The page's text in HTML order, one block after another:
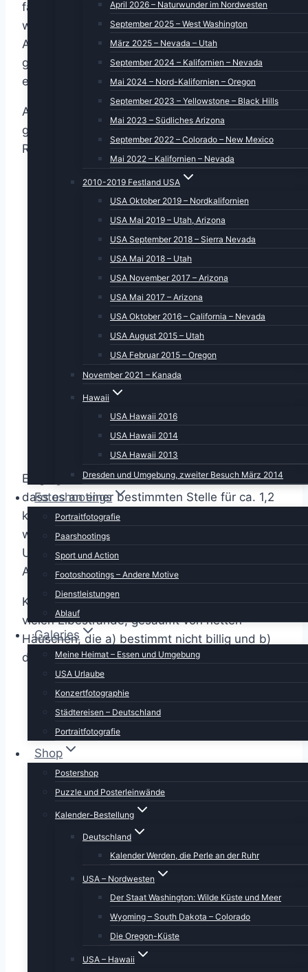
April 2026 – Naturwunder im Nordwesten
September 2025 – West Washington
März 2025 – Nevada – Utah
September 2024 – Kalifornien – Nevada
Mai 2024 – Nord-Kalifornien – Oregon
September 2023 – Yellowstone – Black Hills
Mai 2023 – Südliches Arizona
September 2022 – Colorado – New Mexico
Mai 2022 – Kalifornien – Nevada
2010-2019 Festland USA
USA Oktober 2019 – Nordkalifornien
USA Mai 2019 – Utah, Arizona
USA September 2018 – Sierra Nevada
USA Mai 2018 – Utah
USA November 2017 – Arizona
USA Mai 2017 – Arizona
USA Oktober 2016 – California – Nevada
USA August 2015 – Utah
USA Februar 2015 – Oregon
November 2021 – Kanada
Hawaii
USA Hawaii 2016
USA Hawaii 2014
USA Hawaii 2013
Dresden und Umgebung, zweiter Besuch März 2014
Fotoshootings
Portraitfotografie
Paarshootings
Sport und Action
Footoshootings – Andere Motive
Dienstleistungen
Ablauf
Galeries
Meine Heimat – Essen und Umgebung
USA Urlaube
Konzertfotographie
Städtereisen – Deutschland
Portraitfotografie
Shop
Postershop
Puzzle und Posterleinwände
Kalender-Bestellung
Deutschland
Kalender Werden, die Perle an der Ruhr
USA – Nordwesten
Der Staat Washington: Wilde Küste und Meer
Wyoming – South Dakota – Colorado
Die Oregon-Küste
USA – Hawaii
fahren, aber dazu hatte ich keine Lust. Aber
wir konnten uns – da sie ja eine gewisse
Affinität zu Schiffen hat (s. Flusskreuzfahrt am
gestrigen Tag) – auf eine Hafenrundfahrt
einigen.
Also kurzerhand an den Landungsbrücken
geparkt und ein Ticket für eine einstündige
Rundfahrt gebucht.
Es ging zuerst flussabwärts und wir erfuhren,
dass es an einer bestimmten Stelle für ca. 1,2
km ein Ankerverbot gibt. Und zwar deshalb,
weil darunter der Elbtunnel mit der A7 verläuft.
Und verständlicherweise sollte genau dort kein
Anker auf den Boden krachen…
Kurze Zeit später passierten wir einen der
vielen Elbestrände, gesäumt von netten
Häuschen, die a) bestimmt nicht billig und b)
doch sehr nah am Wasser gebaut sind.